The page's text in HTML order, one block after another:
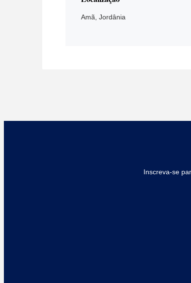
Amã, Jordânia
Inscreva-se